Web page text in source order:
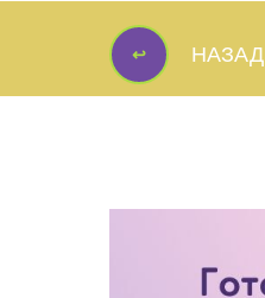
↩ НАЗАД
↩